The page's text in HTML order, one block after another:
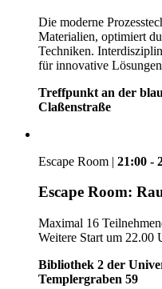
Die moderne
Materialien, optimiert
Techniken.
für innovative
Treffpunkt an der
Claßenstraße
Escape Room | 21:00 -
Escape Room:
Maximal 16
Weitere Start um 22.00
Bibliothek 2 der
Templergraben 59